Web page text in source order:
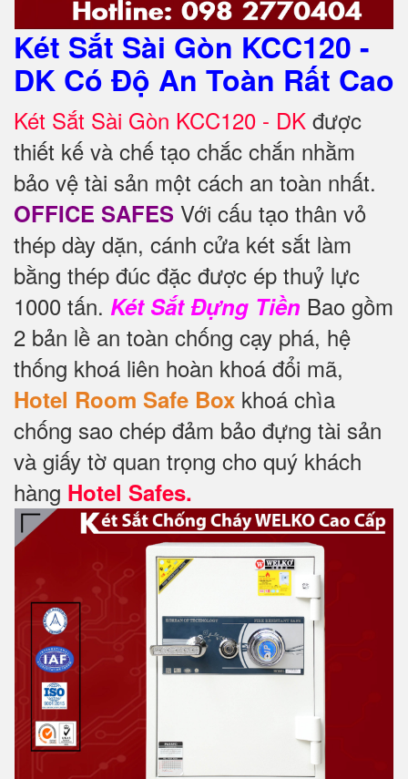
Két Sắt Sài Gòn KCC120 -
DK Có Độ An Toàn Rất Cao
Két Sắt Sài Gòn KCC120 - DK được
thiết kế và chế tạo chắc chắn nhằm
bảo vệ tài sản một cách an toàn nhất.
OFFICE SAFES Với cấu tạo thân vỏ
thép dày dặn, cánh cửa két sắt làm
bằng thép đúc đặc được ép thuỷ lực
1000 tấn. Két Sắt Đựng Tiền Bao gồm
2 bản lề an toàn chống cạy phá, hệ
thống khoá liên hoàn khoá đổi mã,
Hotel Room Safe Box khoá chìa
chống sao chép đảm bảo đựng tài sản
và giấy tờ quan trọng cho quý khách
hàng Hotel Safes.